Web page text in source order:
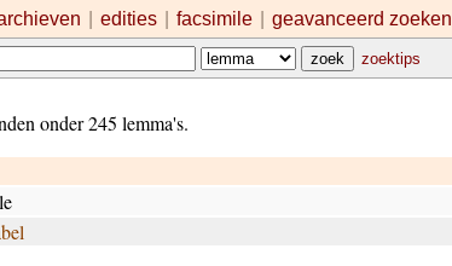
edities facsimile geavanceerd zoeken
zoektips
onder 245 lemma's.